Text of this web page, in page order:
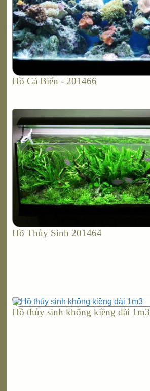
Hồ Cá Biển - 201466
Hồ Thủy Sinh 201464
Hồ thủy sinh không kiềng dài 1m3